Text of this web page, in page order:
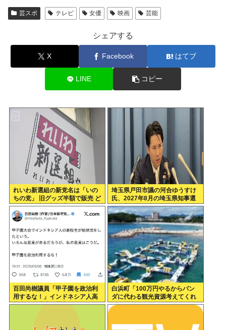
芸スポ テレビ 女優 映画 芸能
シェアする
X Facebook はてブ
LINE コピー
れいわ新選組の新党名は「いの
ちの党」 旧グッズ半額で販売 ど
うなる秘書給与疑惑
埼玉県戸田市議の河合ゆうすけ
氏、2027年8月の埼玉県知事選
への立候補を表明
百田尚樹議員「甲子園を政治利
用するな！」インドネシア人高
校生の始球式に苦言www
白浜町「100万円やるからパン
ダに代わる観光資源考えてくれ
」